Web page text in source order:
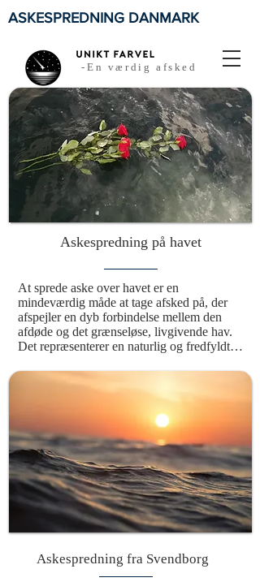
-En værdig afsked
ASKESPREDNING DANMARK
Askespredning på havet
At sprede aske over havet er en
mindeværdig måde at tage afsked på, der
afspejler en dyb forbindelse mellem den
afdøde og det grænseløse, livgivende hav.
Det repræsenterer en naturlig og fredfyldt
bringer den afdøde videre i en evig cyklus.
Denne smukke og værdige ceremoni giver
mulighed for at ære den afdøde på det sted,
hvor asken bliver spredt. Med vinden som
bærer og bølgerne som vugge bliver mindet
om den afdøde en del af havets evige
rytme, hvilket skaber en varig forbindelse til
naturen og universet. Det er en handling,
der ikke blot symboliserer afslutningen på
et liv, men også en fortsættelse i en større
sammenhæng, hvor havet omslutter
minderne og holder dem levende.
Askespredning fra Svendborg